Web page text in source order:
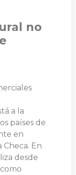
no
a la
países de
en
En
desde